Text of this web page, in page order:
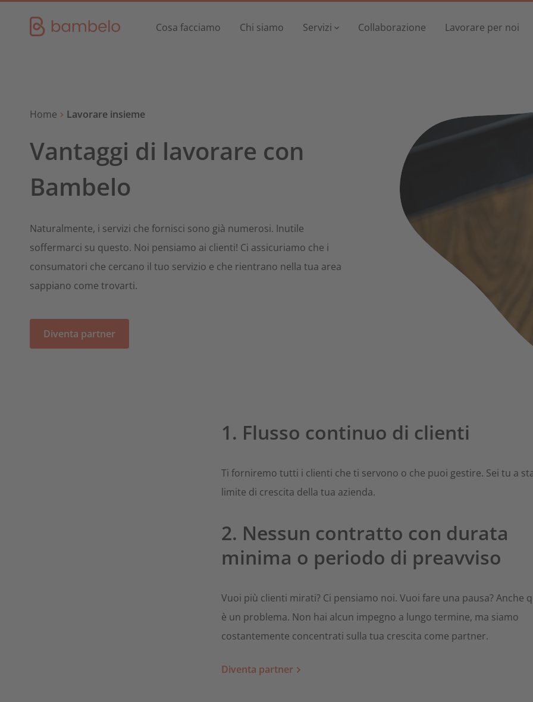
Cosa facciamo Chi siamo Servizi
Immobiliare
Noleggia o acquista pannelli solari o collettori
Collaborazione Lavorare per noi
Servizi
Tutto ciò che
Noleggia o
Sei
Collaborazione
Italiano
Français
België - Nederlands
Home Lavorare insieme
Vantaggi di lavorare con
Bambelo
Naturalmente, i servizi che fornisci sono già numerosi. Inutile
soffermarci su questo. Noi pensiamo ai clienti! Ci assicuriamo che i
consumatori che cercano il tuo servizio e che rientrano nella tua area
sappiano come trovarti.
Diventa partner
1. Flusso continuo di clienti
Ti forniremo tutti i clienti che ti servono o che puoi gestire. Sei tu a
limite di crescita della tua azienda.
2. Nessun contratto con durata
minima o periodo di preavviso
Vuoi più clienti mirati? Ci pensiamo noi. Vuoi fare una pausa? Anche
è un problema. Non hai alcun impegno a lungo termine, ma siamo
costantemente concentrati sulla tua crescita come partner.
Diventa partner